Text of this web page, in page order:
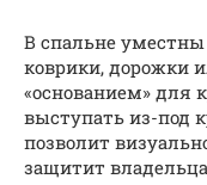
В спальне
коврики, дорожки
«основанием» для
выступать из-под
позволит
защитит